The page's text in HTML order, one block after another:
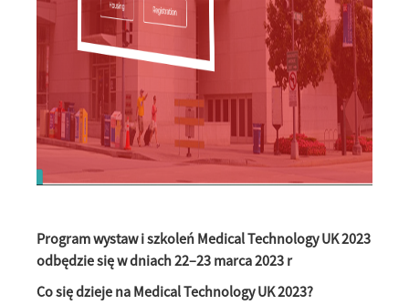
Program wystaw i szkoleń Medical Technology UK 2023
odbędzie się w dniach 22–23 marca 2023 r
Co się dzieje na Medical Technology UK 2023?